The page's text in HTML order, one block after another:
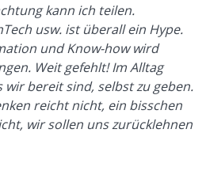
kann ich teilen.
usw. ist überall ein Hype.
und Know-how wird
Weit gefehlt! Im Alltag
bereit sind, selbst zu geben.
reicht nicht, ein bisschen
wir sollen uns zurücklehnen